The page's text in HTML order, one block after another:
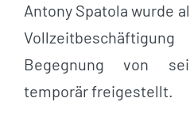
Antony Spatola wurde
Begegnung von
temporär freigestellt.